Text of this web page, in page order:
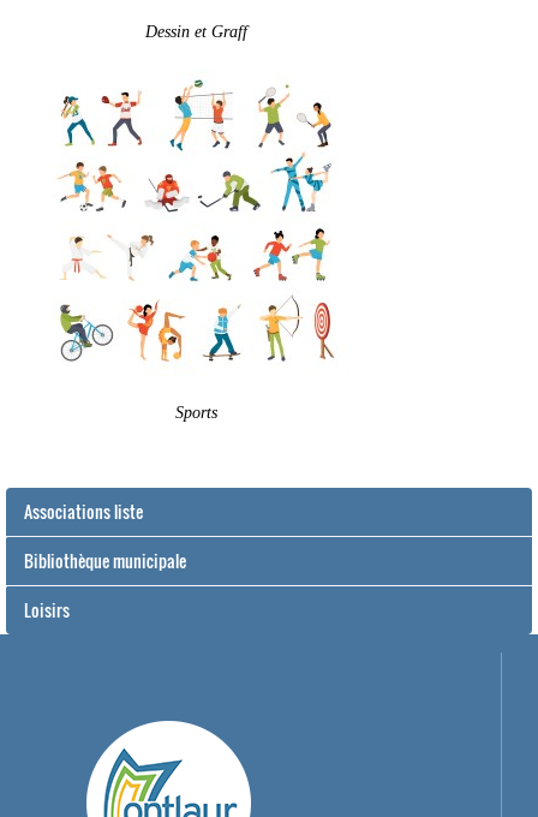
Dessin et Graff
Sports
Associations liste
Bibliothèque municipale
Loisirs